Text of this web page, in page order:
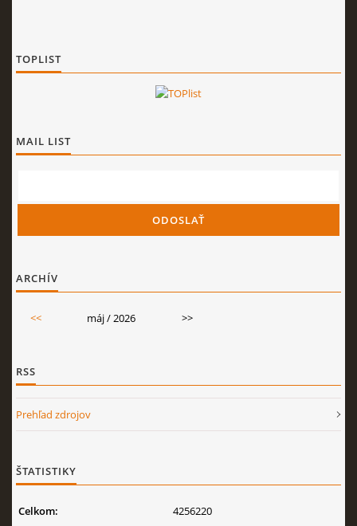
TOPLIST
MAIL LIST
ARCHÍV
<< máj / 2026 >>
RSS
Prehľad zdrojov
ŠTATISTIKY
Celkom: 4256220